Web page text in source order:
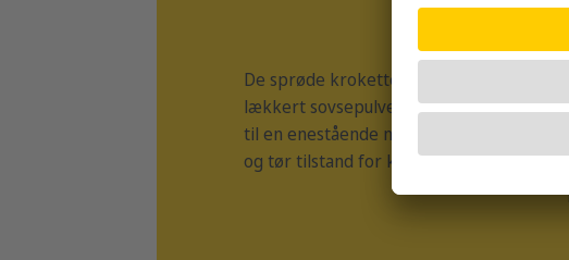
De sprøde kroketter er omsluttet af et
lækkert sovsepulver, som gør dette foder
til en enestående nydelse i både opblødt
og tør tilstand for kræsne hunde.